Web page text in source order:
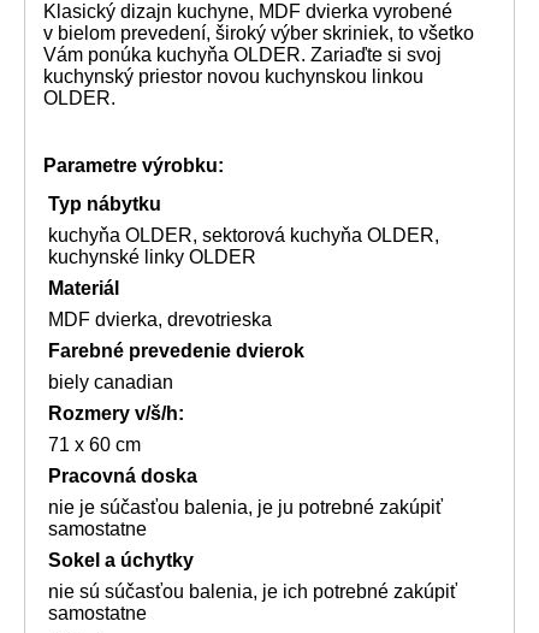
Klasický dizajn kuchyne, MDF dvierka vyrobené
v bielom prevedení, široký výber skriniek, to všetko
Vám ponúka kuchyňa OLDER. Zariaďte si svoj
kuchynský priestor novou kuchynskou linkou
OLDER.
Parametre výrobku:
Typ nábytku
kuchyňa OLDER, sektorová kuchyňa OLDER,
kuchynské linky OLDER
Materiál
MDF dvierka, drevotrieska
Farebné prevedenie dvierok
biely canadian
Rozmery v/š/h:
71 x 60 cm
Pracovná doska
nie je súčasťou balenia, je ju potrebné zakúpiť
samostatne
Sokel a úchytky
nie sú súčasťou balenia, je ich potrebné zakúpiť
samostatne